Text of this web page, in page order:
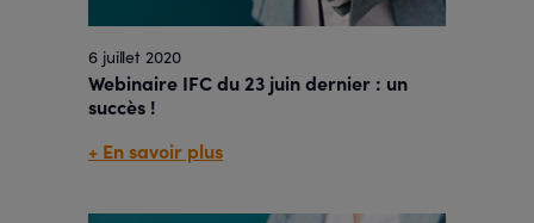
6 juillet 2020
Webinaire IFC du 23 juin dernier : un
succès !
+ En savoir plus